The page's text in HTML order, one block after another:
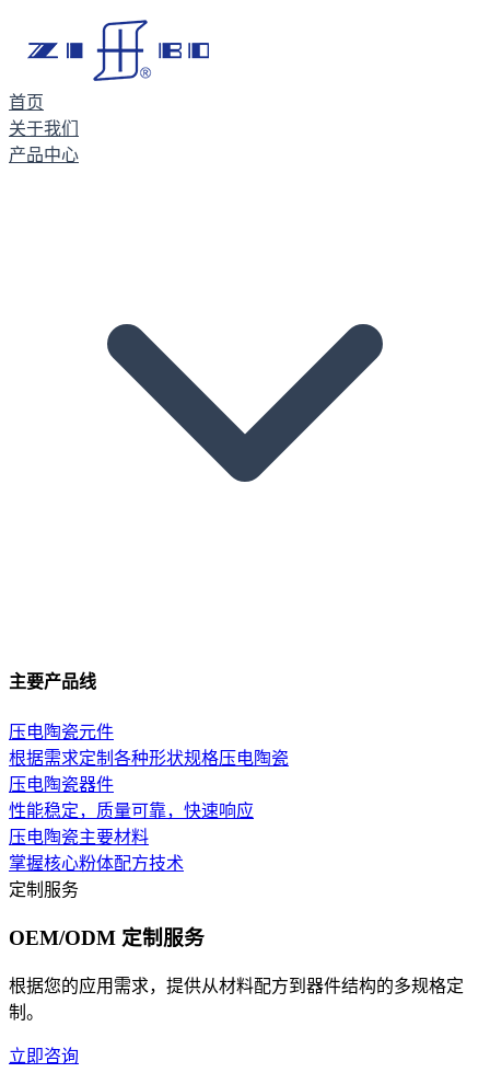
首页
关于我们
产品中心
主要产品线
压电陶瓷元件
根据需求定制各种形状规格压电陶瓷
压电陶瓷器件
性能稳定，质量可靠，快速响应
压电陶瓷主要材料
掌握核心粉体配方技术
定制服务
OEM/ODM 定制服务
根据您的应用需求，提供从材料配方到器件结构的多规格定
制。
立即咨询